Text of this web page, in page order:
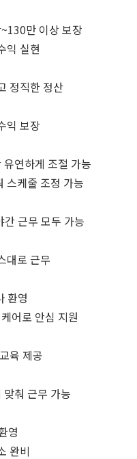
만 이상 보장
익 실현
정직한 정산
익 보장
연하게 조절 가능
스케줄 조정 가능
간 근무 모두 가능
대로 근무
환영
어로 안심 지원
육 제공
춰 근무 가능
영
완비